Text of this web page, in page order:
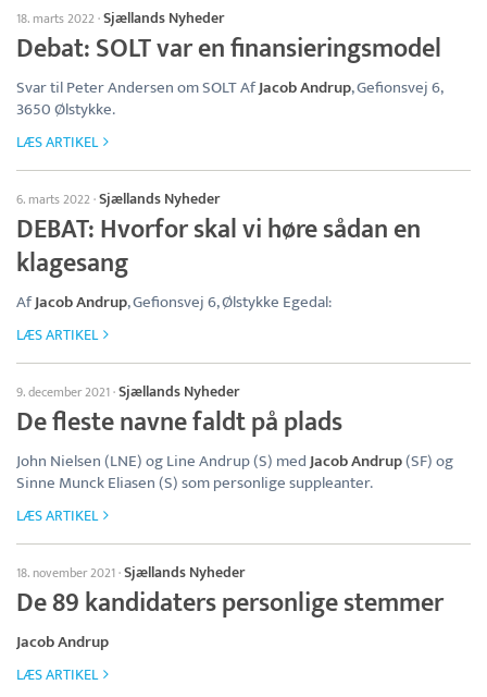
18. marts 2022·Sjællands Nyheder
Debat: SOLT var en finansieringsmodel
Svar til Peter Andersen om SOLT AfJacob Andrup, Gefionsvej 6,
3650 Ølstykke.
LÆS ARTIKEL
6. marts 2022·Sjællands Nyheder
DEBAT: Hvorfor skal vi høre sådan en
klagesang
AfJacob Andrup, Gefionsvej 6, Ølstykke Egedal:
LÆS ARTIKEL
9. december 2021·Sjællands Nyheder
De fleste navne faldt på plads
John Nielsen (LNE) og Line Andrup (S) medJacob Andrup(SF) og
Sinne Munck Eliasen (S) som personlige suppleanter.
LÆS ARTIKEL
18. november 2021·Sjællands Nyheder
De 89 kandidaters personlige stemmer
Jacob Andrup
LÆS ARTIKEL